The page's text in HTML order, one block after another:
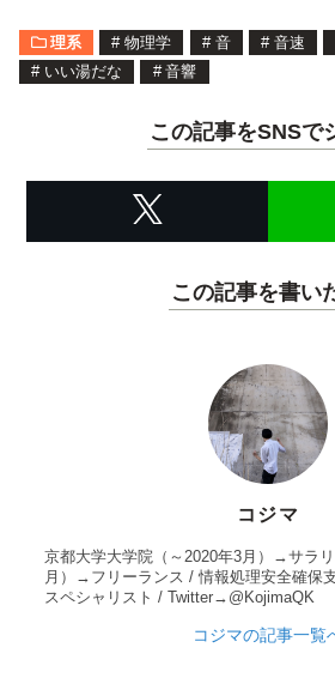
理系 # 物理学 # 音 # 音速
# いい湯だな # 音響
この記事をSNSで
この記事を書い
コジマ
京都大学大学院（～2020年3月）→サラ
月）→フリーランス / 情報処理安全確保
スペシャリスト / Twitter→@KojimaQK
コジマの記事一覧